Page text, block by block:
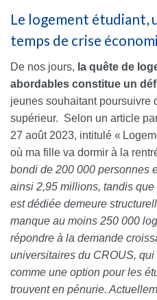
Le logement étudiant,
temps de crise
De nos jours, la quête de
abordables constitue un
jeunes souhaitant poursuivre
supérieur. Selon un article
27 août 2023, intitulé «
où ma fille va dormir à la
bondi de 200 000 personnes
ainsi 2,95 millions, tandis
est dédiée demeure
manque au moins 250 000
répondre à la demande
universitaires du CROUS,
comme une option pour les
trouvent en pénurie.